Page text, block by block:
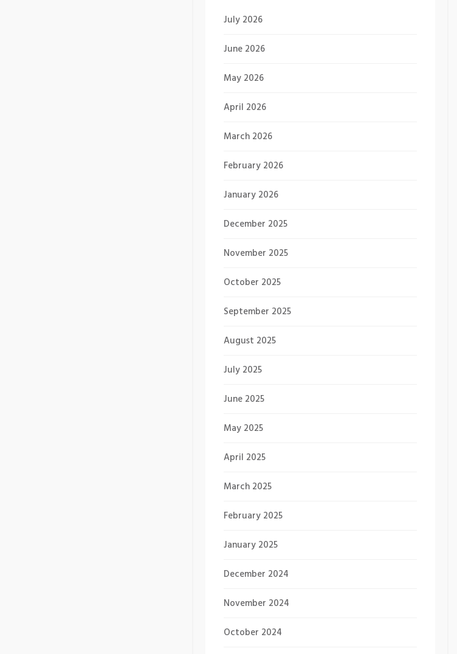
July 2026
June 2026
May 2026
April 2026
March 2026
February 2026
January 2026
December 2025
November 2025
October 2025
September 2025
August 2025
July 2025
June 2025
May 2025
April 2025
March 2025
February 2025
January 2025
December 2024
November 2024
October 2024